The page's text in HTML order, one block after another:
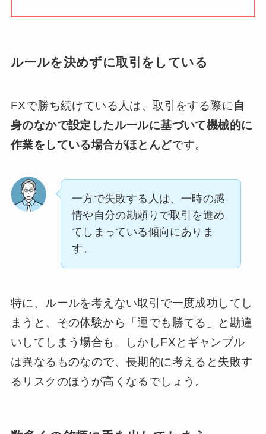
ルールを決めずに取引をしている
FXで勝ち続けている人は、取引をする際に自
身のなかで設定したルールに基づいて機械的に
作業をしている場合がほとんどです。
一方で失敗する人は、一時の感
情や自分の勘頼りで取引を進め
てしまっている傾向にありま
す。
特に、ルールを考えない取引で一度成功してし
まうと、その体験から「運でも勝てる」と勘違
いしてしまう場合も。しかしFXとギャンブル
は異なるものなので、長期的に考えると失敗す
るリスクのほうが高くなるでしょう。